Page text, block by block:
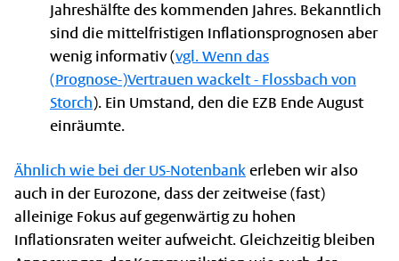
Jahreshälfte des kommenden Jahres. Bekanntlich
sind die mittelfristigen Inflationsprognosen aber
wenig informativ (vgl. Wenn das
(Prognose-)Vertrauen wackelt - Flossbach von
Storch). Ein Umstand, den die EZB Ende August
einräumte.
Ähnlich wie bei der US-Notenbank erleben wir also
auch in der Eurozone, dass der zeitweise (fast)
alleinige Fokus auf gegenwärtig zu hohen
Inflationsraten weiter aufweicht. Gleichzeitig bleiben